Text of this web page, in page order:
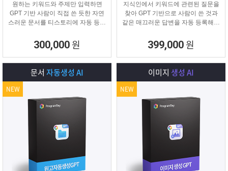
원하는 키워드와 주제만 입력하면
GPT 기반 사람이 직접 쓴 듯한 자연
스러운 문서를 티스토리에 자동 등록
티스토리 육성용, 콘텐츠 마케터, 업
체 홍보에 적합한 마케팅 프로그램
입니다.
300,000 원
지식인에서 키워드에 관련된 질문을
찾아 GPT 기반으로 사람이 쓴 것과
같은 매끄러운 답변을 자동 등록해주
399,000 원
문서 자동생성 AI
NEW
이미지 생성 AI
NEW